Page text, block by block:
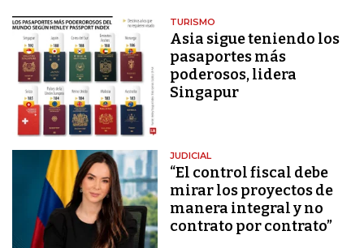
TURISMO
Asia sigue teniendo los
pasaportes más
poderosos, lidera
Singapur
JUDICIAL
“El control fiscal debe
mirar los proyectos de
manera integral y no
contrato por contrato”